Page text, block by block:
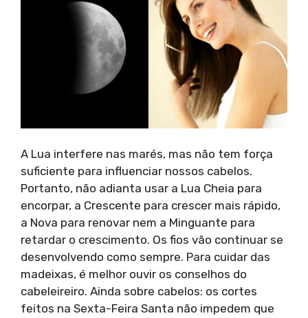
A Lua interfere nas marés, mas não tem força
suficiente para influenciar nossos cabelos.
Portanto, não adianta usar a Lua Cheia para
encorpar, a Crescente para crescer mais rápido,
a Nova para renovar nem a Minguante para
retardar o crescimento. Os fios vão continuar se
desenvolvendo como sempre. Para cuidar das
madeixas, é melhor ouvir os conselhos do
cabeleireiro. Ainda sobre cabelos: os cortes
feitos na Sexta-Feira Santa não impedem que